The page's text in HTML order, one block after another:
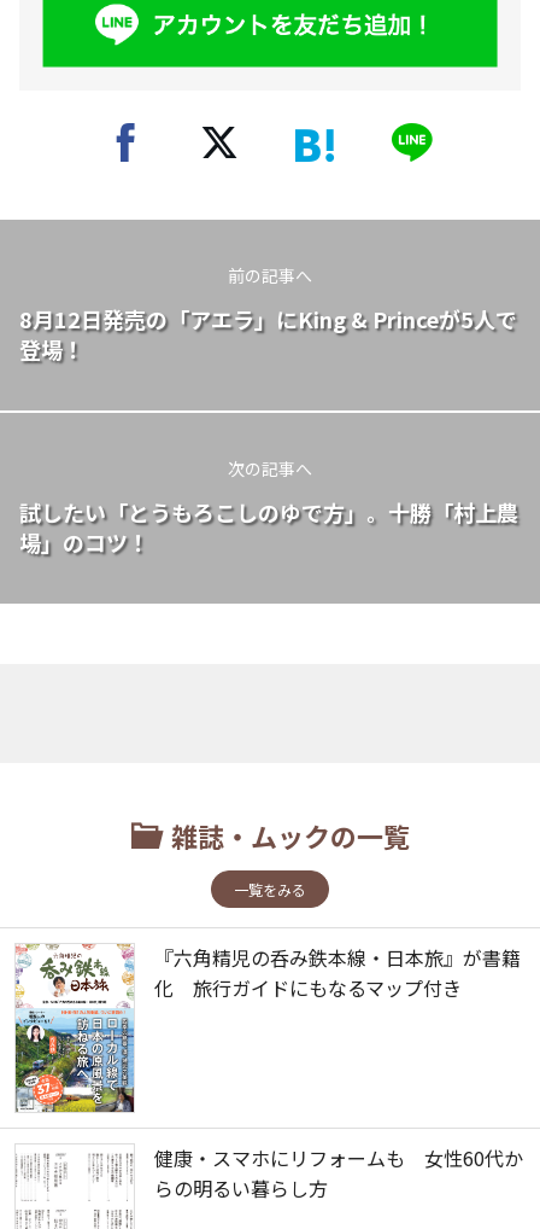
前の記事へ
8月12日発売の「アエラ」にKing & Princeが5人で
登場！
次の記事へ
試したい「とうもろこしのゆで方」。十勝「村上農
場」のコツ！
雑誌・ムックの一覧
一覧をみる
『六角精児の呑み鉄本線・日本旅』が書籍
化 旅行ガイドにもなるマップ付き
健康・スマホにリフォームも 女性60代か
らの明るい暮らし方